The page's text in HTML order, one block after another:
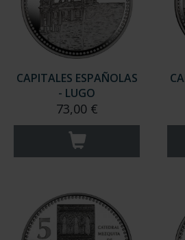
CAPITALES ESPAÑOLAS
- LUGO
73,00 €